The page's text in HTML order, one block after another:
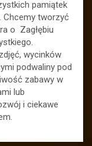
pamiątek
Chcemy tworzyć
o Zagłębiu
wycinków
podwaliny pod
zabawy w
lub
i ciekawe